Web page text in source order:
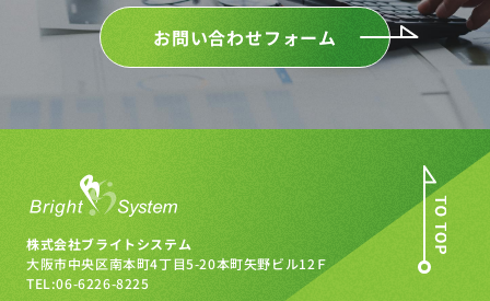
お問い合わせフォーム
株式会社ブライトシステム
大阪市中央区南本町4丁目5-20本町矢野ビル12Ｆ
TEL:06-6226-8225